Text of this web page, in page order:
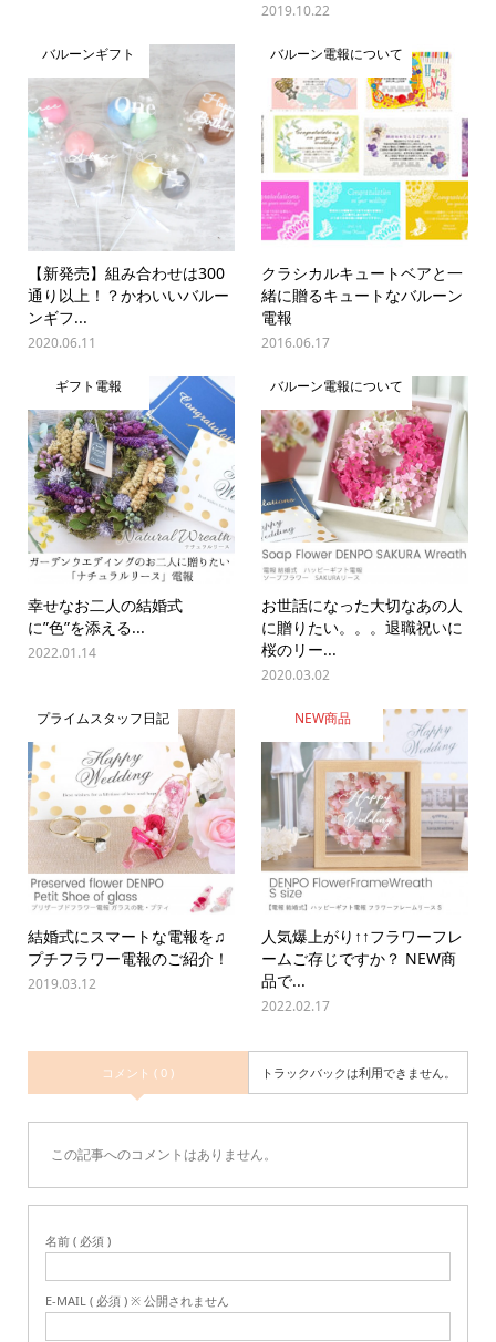
2019.10.22
バルーンギフト
【新発売】組み合わせは300
通り以上！？かわいいバルー
ンギフ...
2020.06.11
バルーン電報について
クラシカルキュートベアと一
緒に贈るキュートなバルーン
電報
2016.06.17
ギフト電報
幸せなお二人の結婚式
に”色”を添える...
2022.01.14
バルーン電報について
お世話になった大切なあの人
に贈りたい。。。退職祝いに
桜のリー...
2020.03.02
プライムスタッフ日記
結婚式にスマートな電報を♫
プチフラワー電報のご紹介！
2019.03.12
NEW商品
人気爆上がり↑↑フラワーフレ
ームご存じですか？ NEW商
品で...
2022.02.17
コメント ( 0 ) トラックバックは利用できません。
この記事へのコメントはありません。
名前 ( 必須 )
E-MAIL ( 必須 ) ※ 公開されません